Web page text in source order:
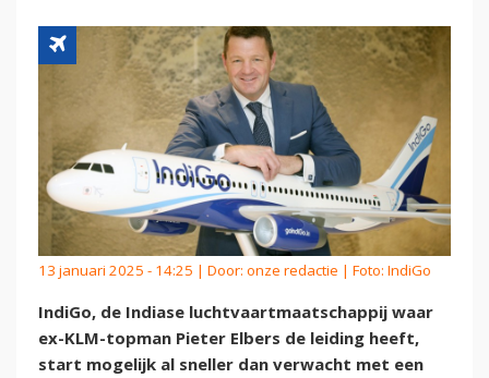
13 januari 2025 - 14:25 | Door: onze redactie | Foto: IndiGo
IndiGo, de Indiase luchtvaartmaatschappij waar
ex-KLM-topman Pieter Elbers de leiding heeft,
start mogelijk al sneller dan verwacht met een